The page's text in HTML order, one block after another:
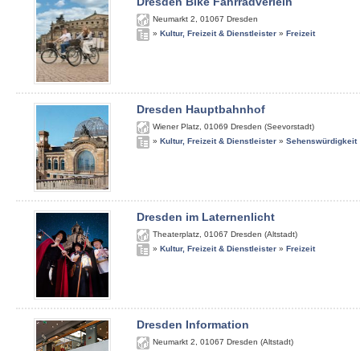
Neumarkt 2 01067 Dresden
» Kultur, Freizeit & Dienstleister » Freizeit
Dresden Hauptbahnhof
Wiener Platz 01069 Dresden (Seevorstadt)
» Kultur, Freizeit & Dienstleister » Sehenswürdigkeit
Dresden im Laternenlicht
Theaterplatz 01067 Dresden (Altstadt)
» Kultur, Freizeit & Dienstleister » Freizeit
Dresden Information
Neumarkt 2 01067 Dresden (Altstadt)